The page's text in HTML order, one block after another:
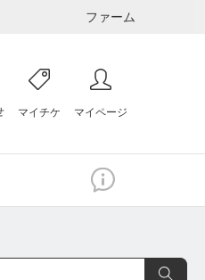
ファーム
マイチケ マイページ